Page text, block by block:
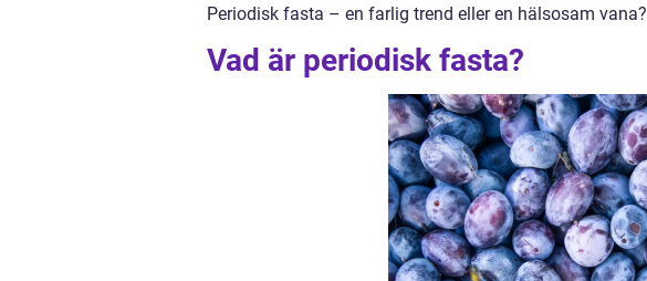
Periodisk fasta – en farlig trend eller en hälsosam vana?
Vad är periodisk fasta?